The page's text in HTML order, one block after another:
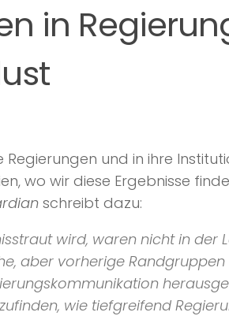
in
und in ihre
wo wir diese Ergebnisse
schreibt dazu:
wird, waren nicht in der
aber vorherige
wie tiefgreifend